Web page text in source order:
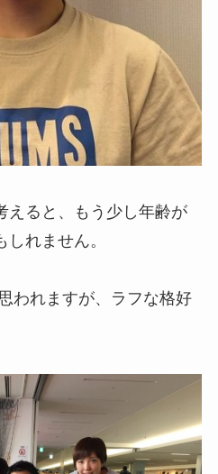
えると、もう少し年齢が
れません。
われますが、ラフな格好